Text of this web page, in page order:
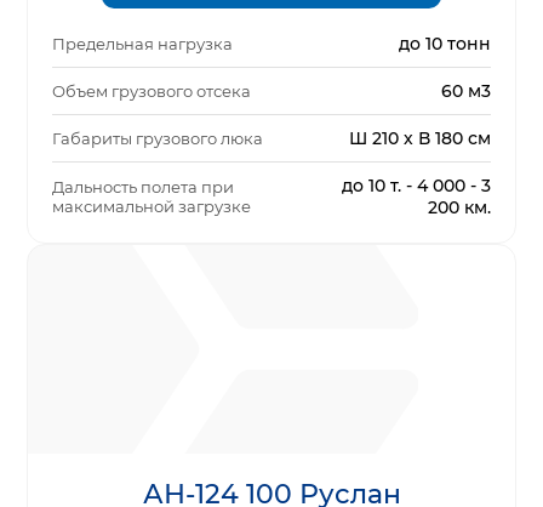
Предельная нагрузка до 10 тонн
Объем грузового отсека 60 м3
Габариты грузового люка Ш 210 х В 180 см
Дальность полета при
максимальной загрузке
до 10 т. - 4 000 - 3
200 км.
АН-124 100 Руслан